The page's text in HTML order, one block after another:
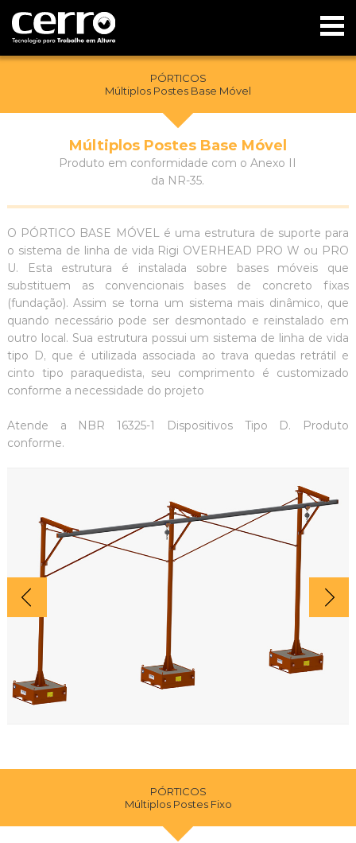
PÓRTICOS
Múltiplos Postes Base Móvel
Múltiplos Postes Base Móvel
Produto em conformidade com o Anexo II
da NR-35.
O PÓRTICO BASE MÓVEL é uma estrutura de suporte para
o sistema de linha de vida Rigi OVERHEAD PRO W ou PRO
U. Esta estrutura é instalada sobre bases móveis que
substituem as convencionais bases de concreto fixas
(fundação). Assim se torna um sistema mais dinâmico, que
quando necessário pode ser desmontado e reinstalado em
outro local. Sua estrutura possui um sistema de linha de vida
tipo D, que é utilizada associada ao trava quedas retrátil e
cinto tipo paraquedista, seu comprimento é customizado
conforme a necessidade do projeto
Atende a NBR 16325-1 Dispositivos Tipo D. Produto
conforme.
PÓRTICOS
Múltiplos Postes Fixo